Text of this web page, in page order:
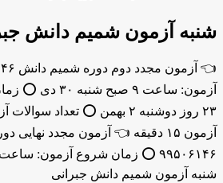
شنبه آزمون شمیم دانش
آزمون: ساعت ۹
۲۳ روز دوشنبه ۲ بهمن ⭕️ تعداد
آزمون ۱۵ دقیقه 👈 آزمون مجدد
۹۹۵۰۶۱۴۶ ⭕️ زمان شروع آزمون: ساعت ۹ صبح سه […]
شنبه آزمون شمیم دانش جبرانی